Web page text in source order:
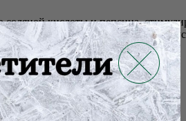
соляной кислоты и пепсина,
действие, уменьшает метеоризм,